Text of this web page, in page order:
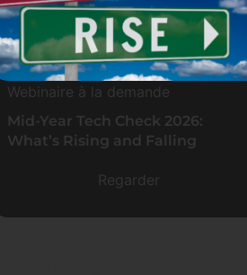
Webinaire à la demande
Mid-Year Tech Check 2026:
What’s Rising and Falling
Regarder